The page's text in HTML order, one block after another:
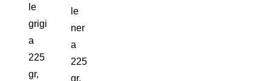
le
grigi
a
225
gr,
le
ner
a
225
gr,